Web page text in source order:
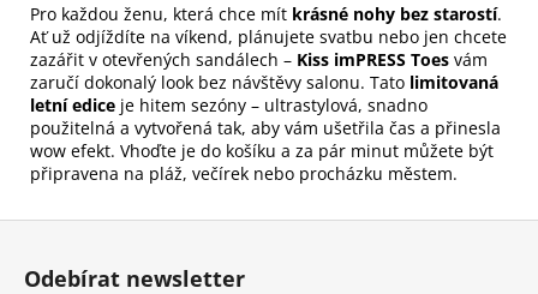
Pro každou ženu, která chce mít krásné nohy bez starostí.
Ať už odjíždíte na víkend, plánujete svatbu nebo jen chcete
zazářit v otevřených sandálech – Kiss imPRESS Toes vám
zaručí dokonalý look bez návštěvy salonu. Tato limitovaná
letní edice je hitem sezóny – ultrastylová, snadno
použitelná a vytvořená tak, aby vám ušetřila čas a přinesla
wow efekt. Vhoďte je do košíku a za pár minut můžete být
připravena na pláž, večírek nebo procházku městem.
Z
Odebírat newsletter